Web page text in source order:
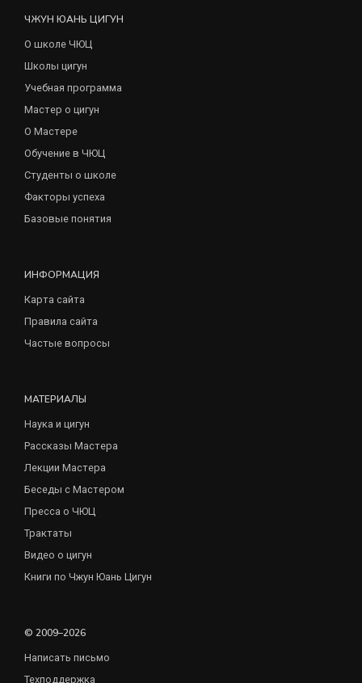
ЧЖУН ЮАНЬ ЦИГУН
О школе ЧЮЦ
Школы цигун
Учебная программа
Мастер о цигун
О Мастере
Обучение в ЧЮЦ
Студенты о школе
Факторы успеха
Базовые понятия
ИНФОРМАЦИЯ
Карта сайта
Правила сайта
Частые вопросы
МАТЕРИАЛЫ
Наука и цигун
Рассказы Мастера
Лекции Мастера
Беседы с Мастером
Пресса о ЧЮЦ
Трактаты
Видео о цигун
Книги по Чжун Юань Цигун
© 2009–2026
Написать письмо
Техподдержка